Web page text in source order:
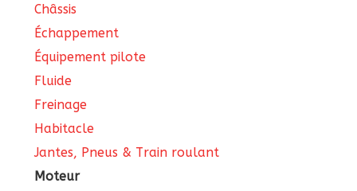
Châssis
Échappement
Équipement pilote
Fluide
Freinage
Habitacle
Jantes, Pneus & Train roulant
Moteur